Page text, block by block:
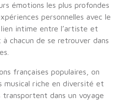
émotions les plus profondes
personnelles avec le
intime entre l’artiste et
chacun de se retrouver dans
françaises populaires, on
musical riche en diversité et
transportent dans un voyage